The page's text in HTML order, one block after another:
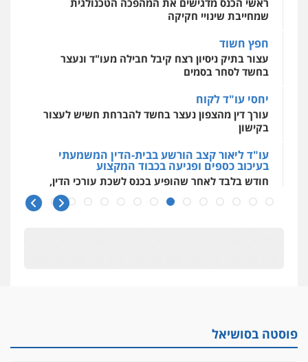
ראשי הכנס מדגישים את המהפכה הטכנולגית
שמחייבת שינויי חקיקה
חפץ חשוד
עצור בתיק ניסיון רצח קיבל חבילה מעו"ד ונעצר
בחשד לסחר בסמים
יחסי עו"ד לקוח
עורך דין מהצפון נעצר בחשד להברחת חשיש לעצור
בקישון
עו"ד ליאור קצב הורשע בבית-הדין המשמעתי
בעיכוב כספים ופגיעה בכבוד המקצוע
חודש בלבד לאחר שהופיע בכנס לשכת עורכי הדין,
קצב הורשע
אלה המינויים
הוועדה לבחירת שופטים בחרה 26 שופטים ורשמים
פוסטה בסושיאל